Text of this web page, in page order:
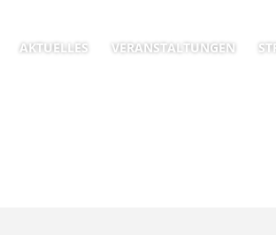
AKTUELLES VERANSTALTUNGEN